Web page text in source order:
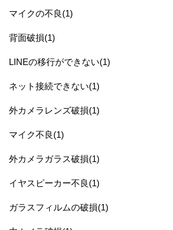
マイクの不良(1)
背面破損(1)
LINEの移行ができない(1)
ネット接続できない(1)
外カメラレンズ破損(1)
マイク不良(1)
外カメラガラス破損(1)
イヤスピーカー不良(1)
ガラスフィルムの破損(1)